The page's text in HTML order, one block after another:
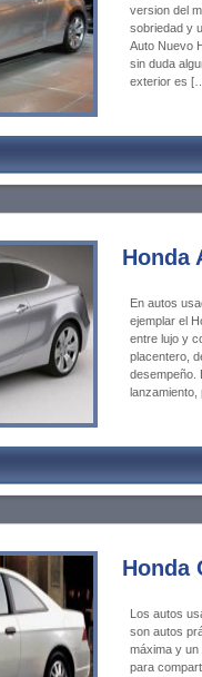
version del
sobriedad y
Auto Nuevo
sin duda
exterior es
Honda
En autos
ejemplar el
entre lujo y
placentero,
desempeño.
Honda
Los autos
son autos
máxima y un
para